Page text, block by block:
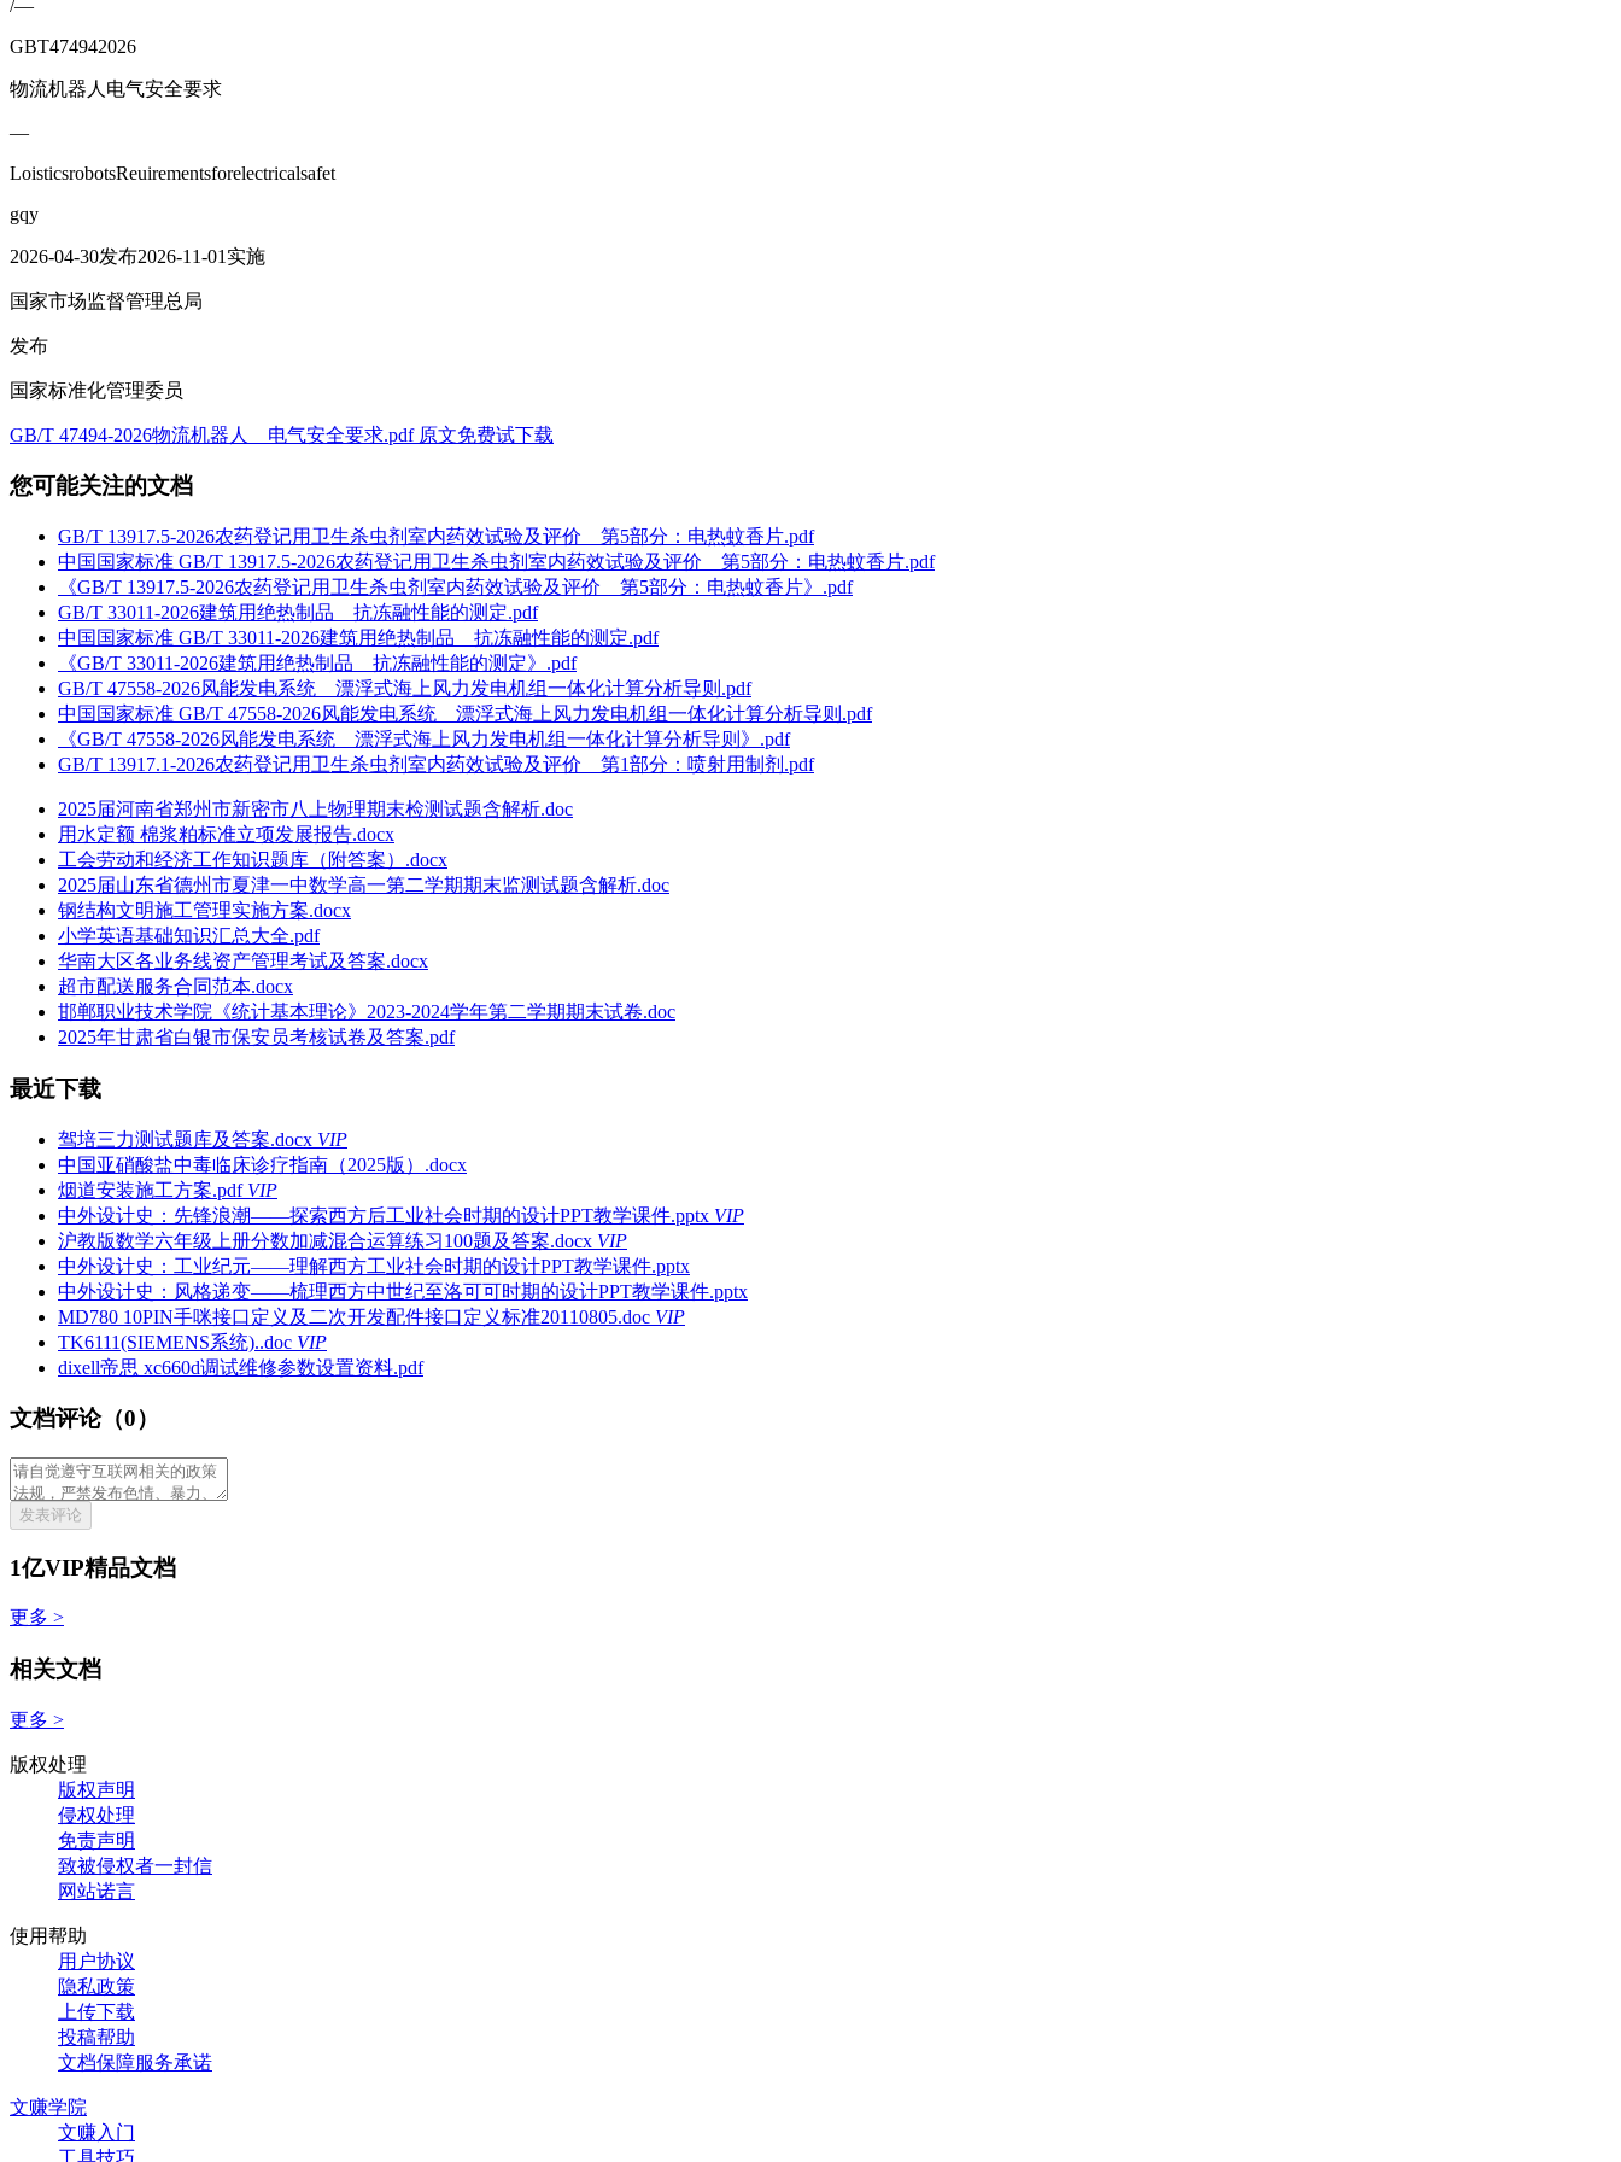
/—
GBT474942026
物流机器人电气安全要求
—
LoisticsrobotsReuirementsforelectricalsafet
gqy
2026-04-30发布2026-11-01实施
国家市场监督管理总局
发布
国家标准化管理委员
GB/T 47494-2026物流机器人 电气安全要求.pdf 原文免费试下载
您可能关注的文档
GB/T 13917.5-2026农药登记用卫生杀虫剂室内药效试验及评价 第5部分：电热蚊香片.pdf
中国国家标准 GB/T 13917.5-2026农药登记用卫生杀虫剂室内药效试验及评价 第5部分：电热蚊香片.pdf
《GB/T 13917.5-2026农药登记用卫生杀虫剂室内药效试验及评价 第5部分：电热蚊香片》.pdf
GB/T 33011-2026建筑用绝热制品 抗冻融性能的测定.pdf
中国国家标准 GB/T 33011-2026建筑用绝热制品 抗冻融性能的测定.pdf
《GB/T 33011-2026建筑用绝热制品 抗冻融性能的测定》.pdf
GB/T 47558-2026风能发电系统 漂浮式海上风力发电机组一体化计算分析导则.pdf
中国国家标准 GB/T 47558-2026风能发电系统 漂浮式海上风力发电机组一体化计算分析导则.pdf
《GB/T 47558-2026风能发电系统 漂浮式海上风力发电机组一体化计算分析导则》.pdf
GB/T 13917.1-2026农药登记用卫生杀虫剂室内药效试验及评价 第1部分：喷射用制剂.pdf
2025届河南省郑州市新密市八上物理期末检测试题含解析.doc
用水定额 棉浆粕标准立项发展报告.docx
工会劳动和经济工作知识题库（附答案）.docx
2025届山东省德州市夏津一中数学高一第二学期期末监测试题含解析.doc
钢结构文明施工管理实施方案.docx
小学英语基础知识汇总大全.pdf
华南大区各业务线资产管理考试及答案.docx
超市配送服务合同范本.docx
邯郸职业技术学院《统计基本理论》2023-2024学年第二学期期末试卷.doc
2025年甘肃省白银市保安员考核试卷及答案.pdf
最近下载
驾培三力测试题库及答案.docx VIP
中国亚硝酸盐中毒临床诊疗指南（2025版）.docx
烟道安装施工方案.pdf VIP
中外设计史：先锋浪潮——探索西方后工业社会时期的设计PPT教学课件.pptx VIP
沪教版数学六年级上册分数加减混合运算练习100题及答案.docx VIP
中外设计史：工业纪元——理解西方工业社会时期的设计PPT教学课件.pptx
中外设计史：风格递变——梳理西方中世纪至洛可可时期的设计PPT教学课件.pptx
MD780 10PIN手咪接口定义及二次开发配件接口定义标准20110805.doc VIP
TK6111(SIEMENS系统)..doc VIP
dixell帝思 xc660d调试维修参数设置资料.pdf
文档评论（0）
发表评论
1亿VIP精品文档
更多 >
相关文档
更多 >
版权处理
版权声明
侵权处理
免责声明
致被侵权者一封信
网站诺言
使用帮助
用户协议
隐私政策
上传下载
投稿帮助
文档保障服务承诺
文赚学院
文赚入门
工具技巧